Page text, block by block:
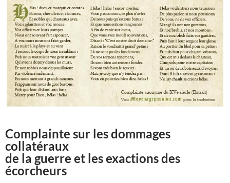
Complainte sur les dommages
collatéraux
de la guerre et les exactions des
écorcheurs